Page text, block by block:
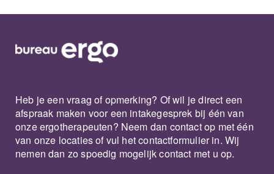
Heb je een vraag of opmerking? Of wil je direct een
afspraak maken voor een intakegesprek bij één van
onze ergotherapeuten? Neem dan contact op met één
van onze locaties of vul het contactformulier in. Wij
nemen dan zo spoedig mogelijk contact met u op.